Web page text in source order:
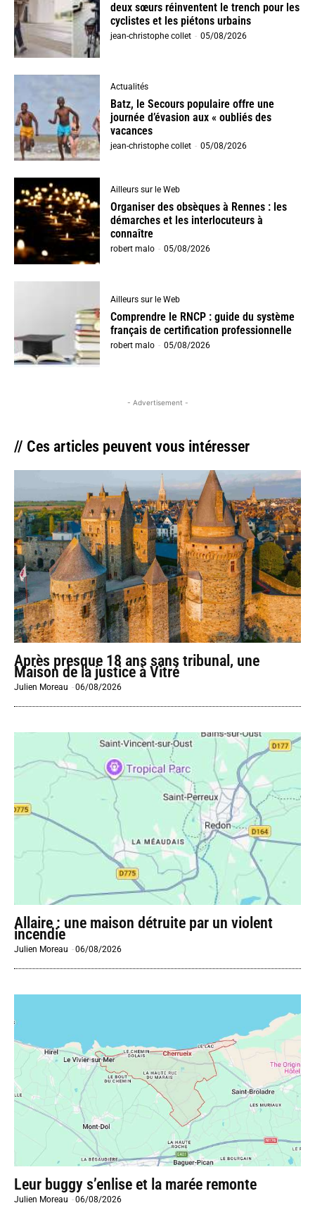
deux sœurs réinventent le trench pour les
cyclistes et les piétons urbains
jean-christophe collet - 05/08/2026
Actualités
Batz, le Secours populaire offre une
journée d’évasion aux « oubliés des
vacances
jean-christophe collet - 05/08/2026
Ailleurs sur le Web
Organiser des obsèques à Rennes : les
démarches et les interlocuteurs à
connaître
robert malo - 05/08/2026
Ailleurs sur le Web
Comprendre le RNCP : guide du système
français de certification professionnelle
robert malo - 05/08/2026
- Advertisement -
// Ces articles peuvent vous intéresser
Après presque 18 ans sans tribunal, une
Maison de la justice à Vitré
Julien Moreau -06/08/2026
Allaire : une maison détruite par un violent
incendie
Julien Moreau -06/08/2026
Leur buggy s’enlise et la marée remonte
Julien Moreau -06/08/2026